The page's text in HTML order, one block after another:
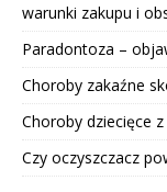
warunki zakupu i
Paradontoza –
Choroby zakaźne
Choroby dziecięce
Czy oczyszczacz